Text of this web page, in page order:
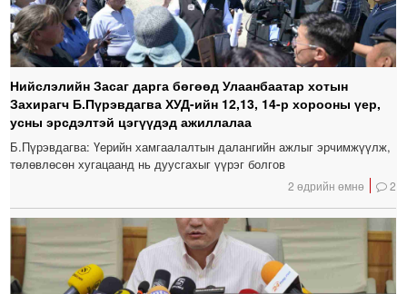
Нийслэлийн Засаг дарга бөгөөд Улаанбаатар хотын
Захирагч Б.Пүрэвдагва ХУД-ийн 12,13, 14-р хорооны үер,
усны эрсдэлтэй цэгүүдэд ажиллалаа
Б.Пүрэвдагва: Үерийн хамгаалалтын далангийн ажлыг эрчимжүүлж,
төлөвлөсөн хугацаанд нь дуусгахыг үүрэг болгов
2 өдрийн өмнө 2